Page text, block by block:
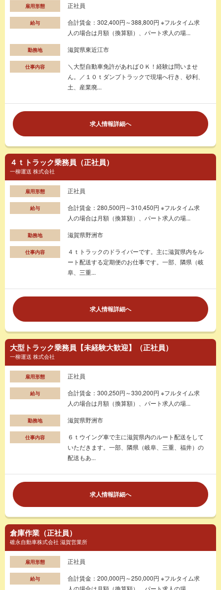
雇用形態 正社員
給与
合計賃金：302,400円～388,800円 ※フルタイム求
人の場合は月額（換算額）、パート求人の場...
勤務地 滋賀県東近江市
仕事内容
＼大型自動車免許があればＯＫ！経験は問いませ
ん。／１０ｔダンプトラックで現場へ行き、砂利、
土、産業廃...
求人情報詳細へ
４ｔトラック乗務員（正社員）
一柳運送 株式会社
雇用形態 正社員
給与
合計賃金：280,500円～310,450円 ※フルタイム求
人の場合は月額（換算額）、パート求人の場...
勤務地 滋賀県野洲市
仕事内容
４ｔトラックのドライバーです。主に滋賀県内をル
ート配送する定期便のお仕事です。一部、隣県（岐
阜、三重...
求人情報詳細へ
大型トラック乗務員【未経験大歓迎】（正社員）
一柳運送 株式会社
雇用形態 正社員
給与
合計賃金：300,250円～330,200円 ※フルタイム求
人の場合は月額（換算額）、パート求人の場...
勤務地 滋賀県野洲市
仕事内容
６ｔウイング車で主に滋賀県内のルート配送をして
いただきます。一部、隣県（岐阜、三重、福井）の
配送もあ...
求人情報詳細へ
倉庫作業（正社員）
碓永自動車株式会社 滋賀営業所
雇用形態 正社員
給与
合計賃金：200,000円～250,000円 ※フルタイム求
人の場合は月額（換算額）、パート求人の場...